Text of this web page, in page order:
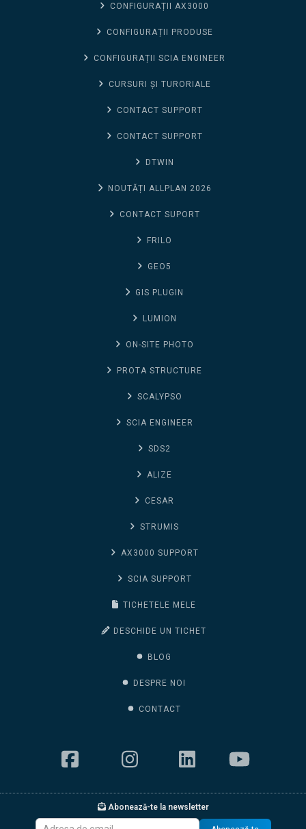
CONFIGURAȚII AX3000
CONFIGURAȚII PRODUSE
CONFIGURAȚII SCIA ENGINEER
CURSURI ȘI TURORIALE
CONTACT SUPPORT
CONTACT SUPPORT
DTWIN
NOUTĂȚI ALLPLAN 2026
CONTACT SUPORT
FRILO
GEO5
GIS PLUGIN
LUMION
ON-SITE PHOTO
PROTA STRUCTURE
SCALYPSO
SCIA ENGINEER
SDS2
ALIZE
CESAR
STRUMIS
AX3000 SUPPORT
SCIA SUPPORT
TICHETELE MELE
DESCHIDE UN TICHET
BLOG
DESPRE NOI
CONTACT
Abonează-te la newsletter